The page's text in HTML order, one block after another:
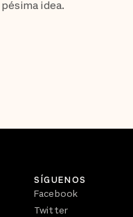
idea.
SÍGUENOS
Facebook
Twitter